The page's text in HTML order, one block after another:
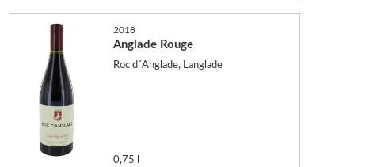
2018
Anglade Rouge
Roc d´Anglade, Langlade
0,75 l